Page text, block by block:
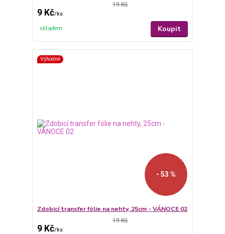
19 Kč
9 Kč/ks
skladem Koupit
Výhodné
- 53 %
Zdobicí transfer fólie na nehty, 25cm - VÁNOCE 02
19 Kč
9 Kč/ks